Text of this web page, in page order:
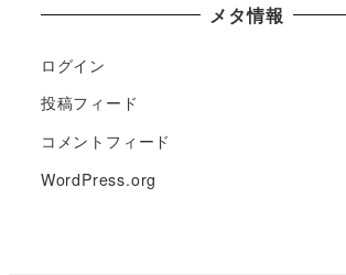
メタ情報
ログイン
投稿フィード
コメントフィード
WordPress.org